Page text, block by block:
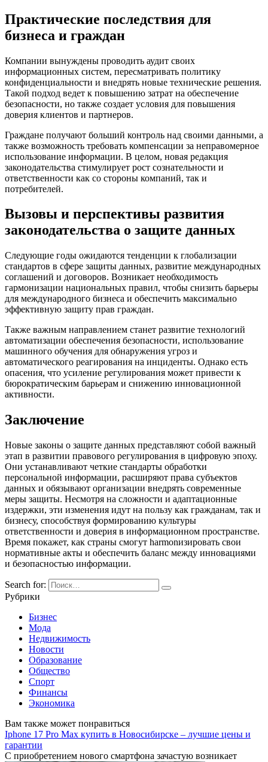
Практические последствия для
бизнеса и граждан
Компании вынуждены проводить аудит своих
информационных систем, пересматривать политику
конфиденциальности и внедрять новые технические решения.
Такой подход ведет к повышению затрат на обеспечение
безопасности, но также создает условия для повышения
доверия клиентов и партнеров.
Граждане получают больший контроль над своими данными, а
также возможность требовать компенсации за неправомерное
использование информации. В целом, новая редакция
законодательства стимулирует рост сознательности и
ответственности как со стороны компаний, так и
потребителей.
Вызовы и перспективы развития
законодательства о защите данных
Следующие годы ожидаются тенденции к глобализации
стандартов в сфере защиты данных, развитие международных
соглашений и договоров. Возникает необходимость
гармонизации национальных правил, чтобы снизить барьеры
для международного бизнеса и обеспечить максимально
эффективную защиту прав граждан.
Также важным направлением станет развитие технологий
автоматизации обеспечения безопасности, использование
машинного обучения для обнаружения угроз и
автоматического реагирования на инциденты. Однако есть
опасения, что усиление регулирования может привести к
бюрократическим барьерам и снижению инновационной
активности.
Заключение
Новые законы о защите данных представляют собой важный
этап в развитии правового регулирования в цифровую эпоху.
Они устанавливают четкие стандарты обработки
персональной информации, расширяют права субъектов
данных и обязывают организации внедрять современные
меры защиты. Несмотря на сложности и адаптационные
издержки, эти изменения идут на пользу как гражданам, так и
бизнесу, способствуя формированию культуры
ответственности и доверия в информационном пространстве.
Время покажет, как страны смогут harmonизировать свои
нормативные акты и обеспечить баланс между инновациями
и безопасностью информации.
Search for:
Рубрики
Бизнес
Мода
Недвижимость
Новости
Образование
Общество
Спорт
Финансы
Экономика
Вам также может понравиться
Iphone 17 Pro Max купить в Новосибирске – лучшие цены и
гарантии
С приобретением нового смартфона зачастую возникает